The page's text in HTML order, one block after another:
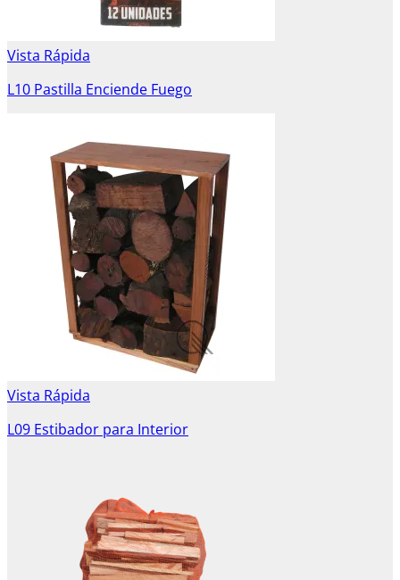
Vista Rápida
L10 Pastilla Enciende Fuego
Vista Rápida
L09 Estibador para Interior